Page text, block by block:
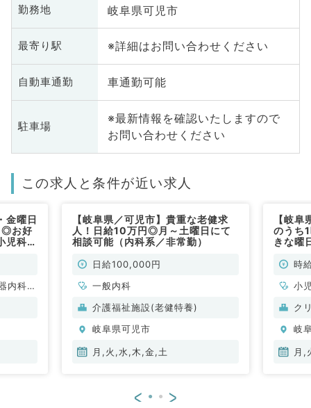
勤務地 岐阜県可児市
最寄り駅 ※詳細はお問い合わせください
自動車通勤 車通勤可能
駐車場
※最新情報を確認いたしますので
お問い合わせください
この求人と条件が近い求人
金曜日
◎お好
児科／
内科、
【岐阜県／可児市】貴重な老健求
人！日給10万円◎月～土曜日にて
相談可能（内科系／非常勤）
日給100,000円
一般内科
介護福祉施設(老健特養)
岐阜県可児市
月,火,水,木,金,土
【岐
のうち
きな曜
時
小
呼
ク
岐
月,
< >